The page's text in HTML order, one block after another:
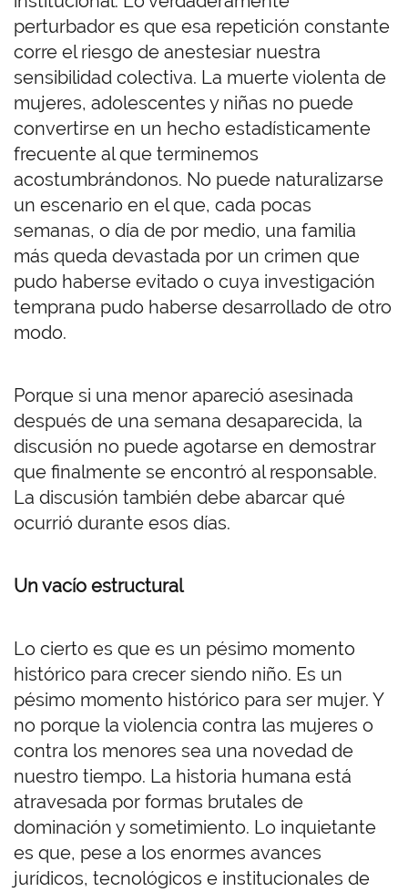
perturbador es que esa repetición constante
corre el riesgo de anestesiar nuestra
sensibilidad colectiva. La muerte violenta de
mujeres, adolescentes y niñas no puede
convertirse en un hecho estadísticamente
frecuente al que terminemos
acostumbrándonos. No puede naturalizarse
un escenario en el que, cada pocas
semanas, o día de por medio, una familia
más queda devastada por un crimen que
pudo haberse evitado o cuya investigación
temprana pudo haberse desarrollado de otro
modo.
Porque si una menor apareció asesinada
después de una semana desaparecida, la
discusión no puede agotarse en demostrar
que finalmente se encontró al responsable.
La discusión también debe abarcar qué
ocurrió durante esos días.
Un vacío estructural
Lo cierto es que es un pésimo momento
histórico para crecer siendo niño. Es un
pésimo momento histórico para ser mujer. Y
no porque la violencia contra las mujeres o
contra los menores sea una novedad de
nuestro tiempo. La historia humana está
atravesada por formas brutales de
dominación y sometimiento. Lo inquietante
es que, pese a los enormes avances
jurídicos, tecnológicos e institucionales de